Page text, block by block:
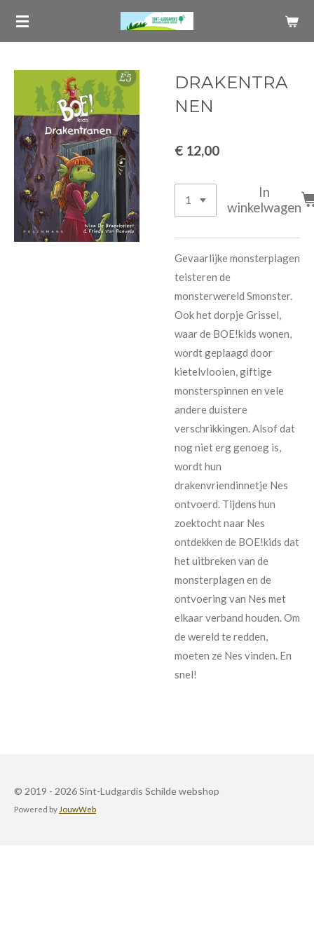
Ga
de
hoofdinhoud
DRAKENTRA
NEN
€ 12,00
In
winkelwagen
Gevaarlijke monsterplagen
teisteren de
monsterwereld Smonster.
Ook het dorpje Grissel,
waar de BOE!kids wonen,
wordt geplaagd door
kietelvlooien, giftige
monsterspinnen en vele
andere duistere
verschrikkingen. Alsof dat
nog niet erg genoeg is,
wordt hun
drakenvriendinnetje Nes
ontvoerd. Tijdens hun
zoektocht naar Nes
ontdekken de BOE!kids dat
het uitbreken van de
monsterplagen en de
ontvoering van Nes met
elkaar verband houden. Om
de wereld te redden,
moeten ze Nes vinden. En
snel!
© 2019 - 2026 Sint-Ludgardis Schilde webshop
Powered by JouwWeb